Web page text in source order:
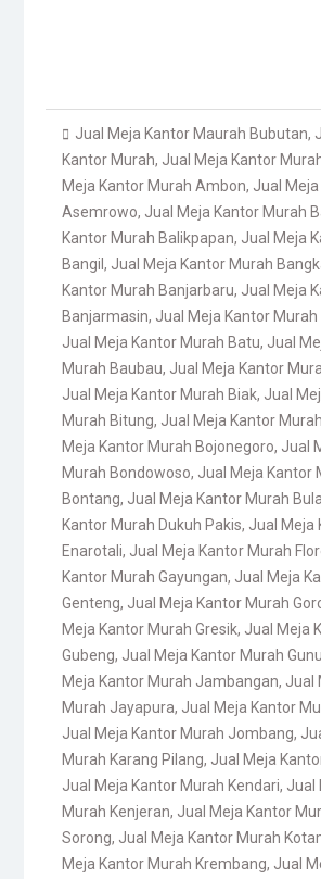
Jual Meja Kantor Maurah Bubutan,
Kantor Murah, Jual Meja Kantor
Meja Kantor Murah Ambon, Jual
Asemrowo, Jual Meja Kantor Murah
Kantor Murah Balikpapan, Jual Meja
Bangil, Jual Meja Kantor Murah
Kantor Murah Banjarbaru, Jual Meja
Banjarmasin, Jual Meja Kantor
Jual Meja Kantor Murah Batu, Jual
Murah Baubau, Jual Meja Kantor
Jual Meja Kantor Murah Biak, Jual
Murah Bitung, Jual Meja Kantor
Meja Kantor Murah Bojonegoro, Jual
Murah Bondowoso, Jual Meja Kantor
Bontang, Jual Meja Kantor Murah
Kantor Murah Dukuh Pakis, Jual Meja
Enarotali, Jual Meja Kantor Murah
Kantor Murah Gayungan, Jual Meja
Genteng, Jual Meja Kantor Murah
Meja Kantor Murah Gresik, Jual Meja
Gubeng, Jual Meja Kantor Murah
Meja Kantor Murah Jambangan, Jual
Murah Jayapura, Jual Meja Kantor
Jual Meja Kantor Murah Jombang,
Murah Karang Pilang, Jual Meja
Jual Meja Kantor Murah Kendari, Jual
Murah Kenjeran, Jual Meja Kantor
Sorong, Jual Meja Kantor Murah
Meja Kantor Murah Krembang, Jual